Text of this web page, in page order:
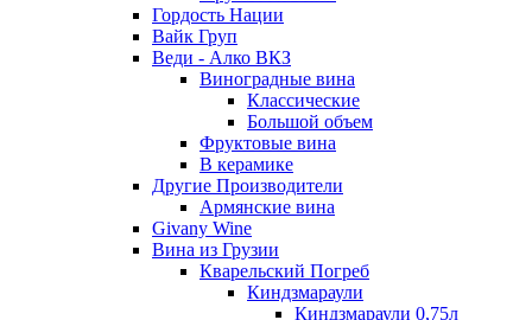
Гордость Нации
Вайк Груп
Веди - Алко ВКЗ
Виноградные вина
Классические
Большой объем
Фруктовые вина
В керамике
Другие Производители
Армянские вина
Givany Wine
Вина из Грузии
Кварельский Погреб
Киндзмараули
Киндзмараули 0,75л